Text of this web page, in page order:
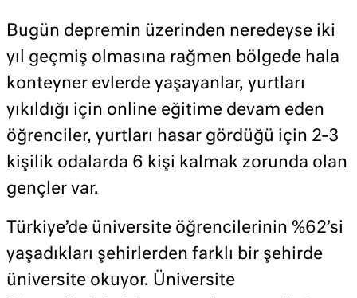
Bugün depremin üzerinden neredeyse iki
yıl geçmiş olmasına rağmen bölgede hala
konteyner evlerde yaşayanlar, yurtları
yıkıldığı için online eğitime devam eden
öğrenciler, yurtları hasar gördüğü için 2-3
kişilik odalarda 6 kişi kalmak zorunda olan
gençler var.
Türkiye’de üniversite öğrencilerinin %62’si
yaşadıkları şehirlerden farklı bir şehirde
üniversite okuyor. Üniversite